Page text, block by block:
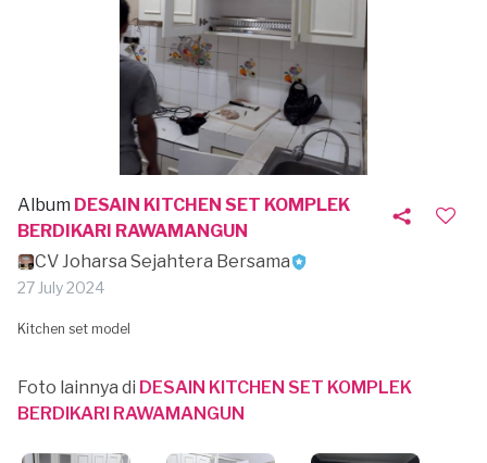
Album DESAIN KITCHEN SET KOMPLEK
BERDIKARI RAWAMANGUN
CV Joharsa Sejahtera Bersama
27 July 2024
Kitchen set model
Foto lainnya di DESAIN KITCHEN SET KOMPLEK
BERDIKARI RAWAMANGUN